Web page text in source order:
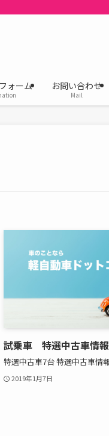
ォーム お問い合わせ
Mail
試乗車 特選中古車情報
特選中古車7台 特選中古車情
2019年1月7日